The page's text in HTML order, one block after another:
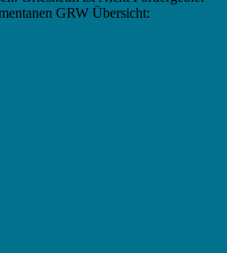
GRW Übersicht: